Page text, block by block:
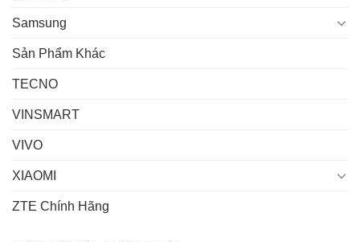
Samsung
Sản Phẩm Khác
TECNO
VINSMART
VIVO
XIAOMI
ZTE Chính Hãng